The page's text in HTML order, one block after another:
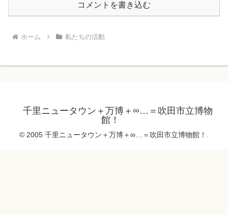
コメントを書き込む
ホーム 私たちの活動
千里ニュータウン＋万博＋∞…＝吹田市立博物
館！
© 2005 千里ニュータウン＋万博＋∞…＝吹田市立博物館！.